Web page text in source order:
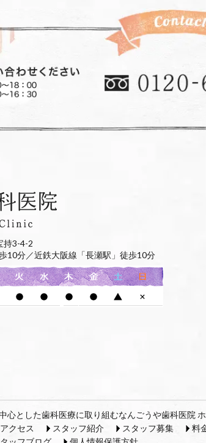
持3-4-2
10分／近鉄大阪線「長瀬駅」徒歩10分
心とした歯科医療に取り組むなんごうや歯科医院
クセス スタッフ紹介 スタッフ募集 料